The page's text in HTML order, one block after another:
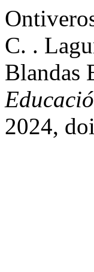
C. .
Blandas
2024,